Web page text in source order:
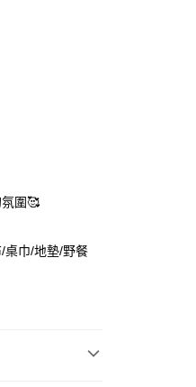
圍🥰
/桌巾/地墊/野餐